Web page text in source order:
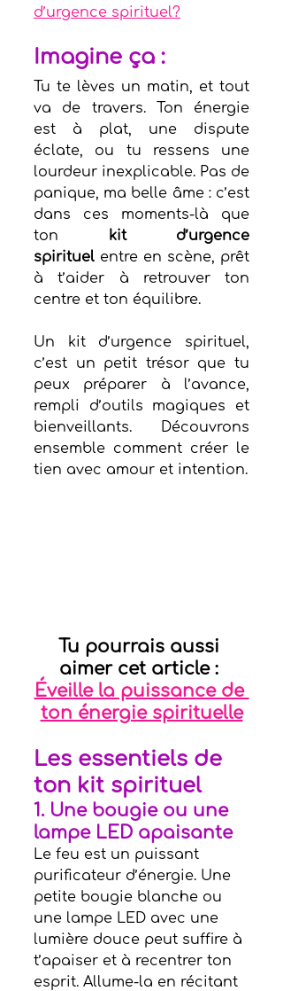
d’urgence spirituel?
Imagine ça :
Tu te lèves un matin, et tout
va de travers. Ton énergie
est à plat, une dispute
éclate, ou tu ressens une
lourdeur inexplicable. Pas de
panique, ma belle âme : c’est
dans ces moments-là que
ton kit d’urgence
spirituel entre en scène, prêt
à t’aider à retrouver ton
centre et ton équilibre.
Un kit d’urgence spirituel,
c’est un petit trésor que tu
peux préparer à l’avance,
rempli d’outils magiques et
bienveillants. Découvrons
ensemble comment créer le
tien avec amour et intention.
Tu pourrais aussi
aimer cet article :
Éveille la puissance de
ton énergie spirituelle
Les essentiels de
ton kit spirituel
1. Une bougie ou une
lampe LED apaisante
Le feu est un puissant
purificateur d’énergie. Une
petite bougie blanche ou
une lampe LED avec une
lumière douce peut suffire à
t’apaiser et à recentrer ton
esprit. Allume-la en récitant